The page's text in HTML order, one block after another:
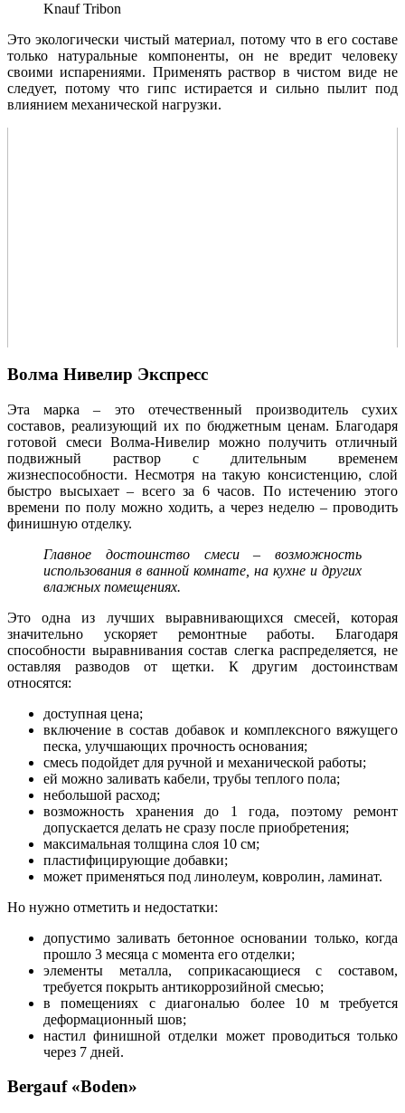
Knauf Tribon
Это экологически чистый материал, потому что в его составе
только натуральные компоненты, он не вредит человеку
своими испарениями. Применять раствор в чистом виде не
следует, потому что гипс истирается и сильно пылит под
влиянием механической нагрузки.
Волма Нивелир Экспресс
Эта марка – это отечественный производитель сухих
составов, реализующий их по бюджетным ценам. Благодаря
готовой смеси Волма-Нивелир можно получить отличный
подвижный раствор с длительным временем
жизнеспособности. Несмотря на такую консистенцию, слой
быстро высыхает – всего за 6 часов. По истечению этого
времени по полу можно ходить, а через неделю – проводить
финишную отделку.
Главное достоинство смеси – возможность
использования в ванной комнате, на кухне и других
влажных помещениях.
Это одна из лучших выравнивающихся смесей, которая
значительно ускоряет ремонтные работы. Благодаря
способности выравнивания состав слегка распределяется, не
оставляя разводов от щетки. К другим достоинствам
относятся:
доступная цена;
включение в состав добавок и комплексного вяжущего
песка, улучшающих прочность основания;
смесь подойдет для ручной и механической работы;
ей можно заливать кабели, трубы теплого пола;
небольшой расход;
возможность хранения до 1 года, поэтому ремонт
допускается делать не сразу после приобретения;
максимальная толщина слоя 10 см;
пластифицирующие добавки;
может применяться под линолеум, ковролин, ламинат.
Но нужно отметить и недостатки:
допустимо заливать бетонное основании только, когда
прошло 3 месяца с момента его отделки;
элементы металла, соприкасающиеся с составом,
требуется покрыть антикоррозийной смесью;
в помещениях с диагональю более 10 м требуется
деформационный шов;
настил финишной отделки может проводиться только
через 7 дней.
Bergauf «Boden»